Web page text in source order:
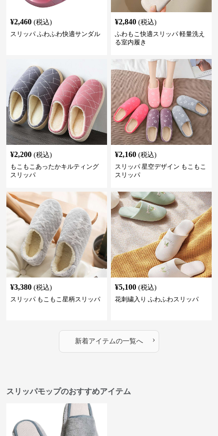
¥2,460 (税込)
スリッパ ふわふわ快適サンダル
¥2,840 (税込)
ふわもこ快適スリッパ 軽量洗え
る室内履き
¥2,200 (税込)
もこもこあったかキルティング
スリッパ
¥2,160 (税込)
スリッパ 星空デザイン もこもこ
スリッパ
¥3,380 (税込)
スリッパ もこもこ星柄スリッパ
¥5,100 (税込)
花刺繍入り ふわふわスリッパ
新着アイテムの一覧へ ›
スリッパモップのおすすめアイテム